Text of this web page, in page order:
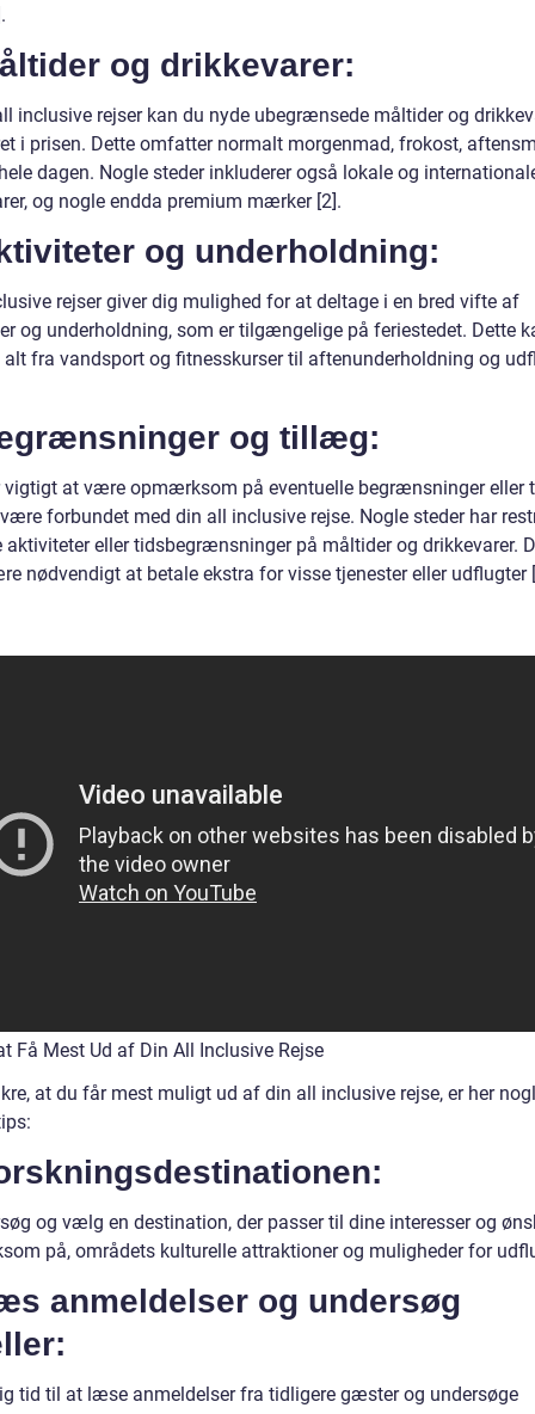
og drikkevarer:
inclusive rejser kan du nyde ubegrænsede måltider og
i prisen. Dette omfatter normalt morgenmad, frokost,
dagen. Nogle steder inkluderer også lokale og
og nogle endda premium mærker [2].
og underholdning:
rejser giver dig mulighed for at deltage i en bred vifte af
og underholdning, som er tilgængelige på feriestedet. Dette
fra vandsport og fitnesskurser til aftenunderholdning og
og tillæg:
vigtigt at være opmærksom på eventuelle begrænsninger eller
forbundet med din all inclusive rejse. Nogle steder har
aktiviteter eller tidsbegrænsninger på måltider og drikkevarer.
nødvendigt at betale ekstra for visse tjenester eller udflugter
Få Mest Ud af Din All Inclusive Rejse
at du får mest muligt ud af din all inclusive rejse, er her
og vælg en destination, der passer til dine interesser og
på, områdets kulturelle attraktioner og muligheder for
anmeldelser og undersøg
tid til at læse anmeldelser fra tidligere gæster og undersøge